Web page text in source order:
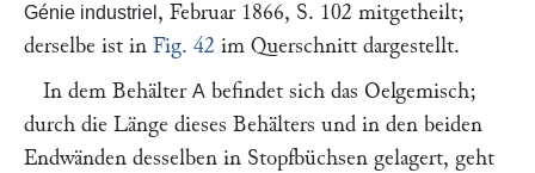
Génie industriel , Februar 1866, S. 102 mitgetheilt;
derselbe ist in Fig. 42 im Querschnitt dargestellt.
In dem Behälter A befindet sich das Oelgemisch;
durch die Länge dieses Behälters und in den beiden
Endwänden desselben in Stopfbüchsen gelagert, geht